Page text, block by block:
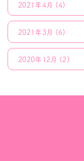
2021年4月 (4)
2021年3月 (6)
2020年12月 (2)